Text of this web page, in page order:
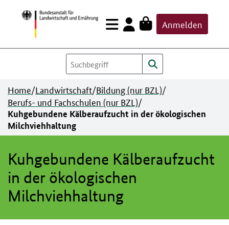
Zum
Inhalt
springen
Anmelden
Home/Landwirtschaft/Bildung (nur BZL)/
Berufs- und Fachschulen (nur BZL)/
Kuhgebundene Kälberaufzucht in der ökologischen
Milchviehhaltung
Kuhgebundene Kälberaufzucht
in der ökologischen
Milchviehhaltung